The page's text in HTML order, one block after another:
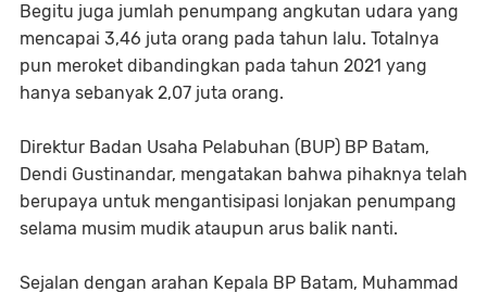
Begitu juga jumlah penumpang angkutan udara yang
mencapai 3,46 juta orang pada tahun lalu. Totalnya
pun meroket dibandingkan pada tahun 2021 yang
hanya sebanyak 2,07 juta orang.
Direktur Badan Usaha Pelabuhan (BUP) BP Batam,
Dendi Gustinandar, mengatakan bahwa pihaknya telah
berupaya untuk mengantisipasi lonjakan penumpang
selama musim mudik ataupun arus balik nanti.
Sejalan dengan arahan Kepala BP Batam, Muhammad